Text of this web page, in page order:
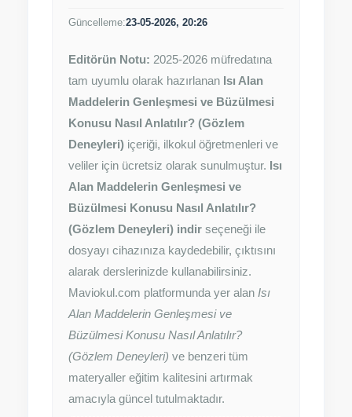
Güncelleme:23-05-2026, 20:26
Editörün Notu: 2025-2026 müfredatına
tam uyumlu olarak hazırlanan Isı Alan
Maddelerin Genleşmesi ve Büzülmesi
Konusu Nasıl Anlatılır? (Gözlem
Deneyleri) içeriği, ilkokul öğretmenleri ve
veliler için ücretsiz olarak sunulmuştur. Isı
Alan Maddelerin Genleşmesi ve
Büzülmesi Konusu Nasıl Anlatılır?
(Gözlem Deneyleri) indir seçeneği ile
dosyayı cihazınıza kaydedebilir, çıktısını
alarak derslerinizde kullanabilirsiniz.
Maviokul.com platformunda yer alan Isı
Alan Maddelerin Genleşmesi ve
Büzülmesi Konusu Nasıl Anlatılır?
(Gözlem Deneyleri) ve benzeri tüm
materyaller eğitim kalitesini artırmak
amacıyla güncel tutulmaktadır.